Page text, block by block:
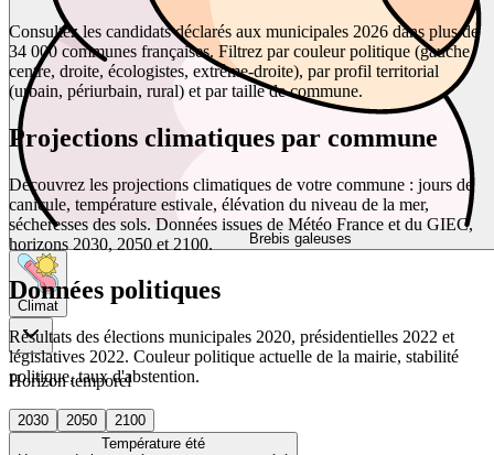
Brebis galeuses
Climat
Horizon temporel
2030 2050
2100
Température été
Consultez les candidats déclarés aux municipales 2026 dans plus de
34 000 communes françaises. Filtrez par couleur politique (gauche,
centre, droite, écologistes, extrême-droite), par profil territorial
(urbain, périurbain, rural) et par taille de commune.
Projections climatiques par commune
Découvrez les projections climatiques de votre commune : jours de
canicule, température estivale, élévation du niveau de la mer,
sécheresses des sols. Données issues de Météo France et du GIEC,
horizons 2030, 2050 et 2100.
Données politiques
Résultats des élections municipales 2020, présidentielles 2022 et
législatives 2022. Couleur politique actuelle de la mairie, stabilité
politique, taux d'abstention.